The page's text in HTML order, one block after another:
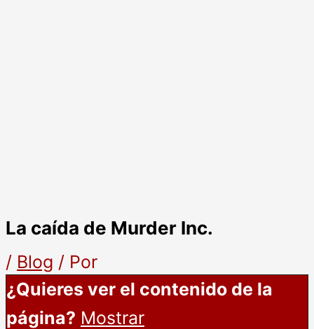
La caída de Murder Inc.
/ Blog / Por
¿Quieres ver el contenido de la
página? Mostrar